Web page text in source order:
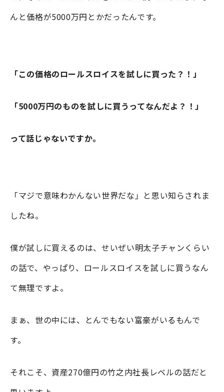
んと価格が5000万円とかだったんです。
「この価格のロールスロイスを試しに買った？！」
「5000万円のものを試しに買うってなんだよ？！」
って話じゃないですか。
「マジで意味わかんない世界だな」と思い知らされま
したね。
僕が試しに買えるのは、せいぜい明太子チャンくらい
の話で、やっぱり、ロールスロイスを試しに買うなん
て無理ですよ。
まぁ、世の中には、とんでもない富豪がいるもんで
す。
それこそ、資産270億円の竹之内社長レベルの話だと